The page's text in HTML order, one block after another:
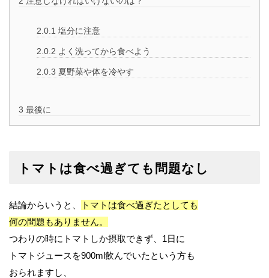
2.0.1 塩分に注意
2.0.2 よく洗ってから食べよう
2.0.3 夏野菜や体を冷やす
3 最後に
トマトは食べ過ぎても問題なし
結論からいうと、
トマトは食べ過ぎたとしても
何の問題もありません。
つわりの時にトマトしか摂取できず、1日に
トマトジュースを900ml飲んでいたという方も
おられますし、